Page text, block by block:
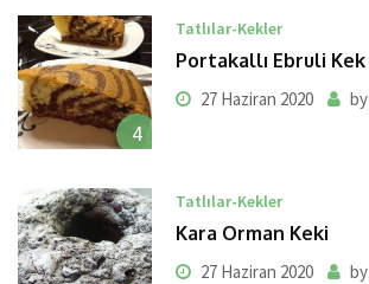
4
Tatlılar-Kekler
Portakallı Ebruli Kek
27 Haziran 2020 by
Tatlılar-Kekler
Kara Orman Keki
27 Haziran 2020 by